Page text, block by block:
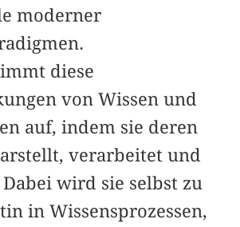
moderner
diese
von Wissen und
auf, indem sie deren
verarbeitet und
wird sie selbst zu
in Wissensprozessen,